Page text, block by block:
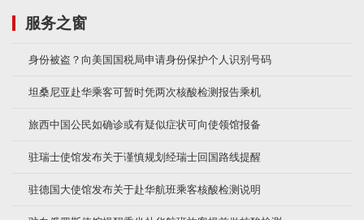
服务之窗
身份被盗？向美国国税局申请身份保护个人识别号码
坦桑尼亚赴华乘客可暂时凭两次核酸检测报告乘机
旅西中国公民如确诊或有疑似症状可向使领馆报备
驻瑞士使馆发布关于谨慎规划经瑞士回国路线提醒
驻德国大使馆发布关于赴华航班乘客核酸检测说明